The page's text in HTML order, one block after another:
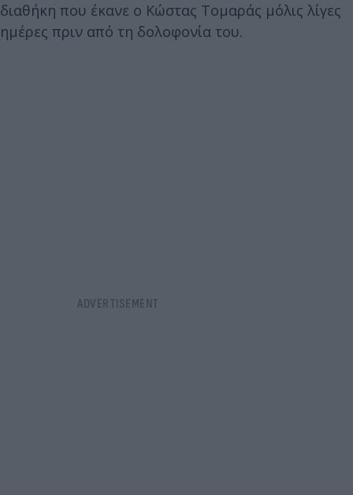
διαθήκη που έκανε ο Κώστας Τομαράς μόλις λίγες
ημέρες πριν από τη δολοφονία του.